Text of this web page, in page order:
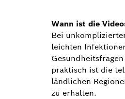
Wann ist die
Bei
leichten
praktisch ist die
ländlichen
zu erhalten.